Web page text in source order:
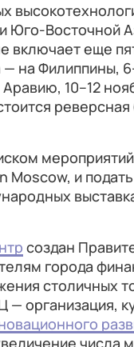
Юго-Восточной
включает еще
— на Филиппины,
10–12
и
создан
города
столичных
организация,
числа